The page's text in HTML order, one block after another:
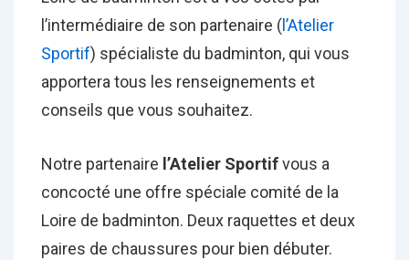
l’intermédiaire de son partenaire (l’Atelier
Sportif) spécialiste du badminton, qui vous
apportera tous les renseignements et
conseils que vous souhaitez.
Notre partenaire l’Atelier Sportifvous a
concocté une offre spéciale comité de la
Loire de badminton. Deux raquettes et deux
paires de chaussures pour bien débuter.